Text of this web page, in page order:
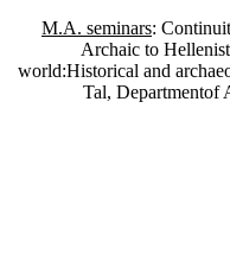
M.A. seminars:
Archaic to
world:Historical and
Tal, Departmentof